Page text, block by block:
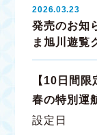
2026.03.23
発売のお
ま旭川遊覧
【10日間
春の特別運
設定日